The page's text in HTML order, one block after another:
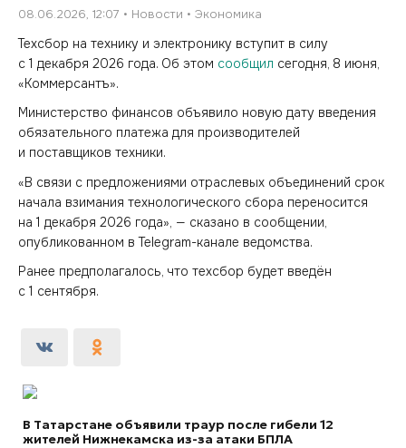
08.06.2026, 12:07 Новости Экономика
Техсбор на технику и электронику вступит в силу
с 1 декабря 2026 года. Об этом сообщил сегодня, 8 июня,
«Коммерсантъ».
Министерство финансов объявило новую дату введения
обязательного платежа для производителей
и поставщиков техники.
«В связи с предложениями отраслевых объединений срок
начала взимания технологического сбора переносится
на 1 декабря 2026 года», — сказано в сообщении,
опубликованном в Telegram-канале ведомства.
Ранее предполагалось, что техсбор будет введён
с 1 сентября.
В Татарстане объявили траур после гибели 12
жителей Нижнекамска из-за атаки БПЛА